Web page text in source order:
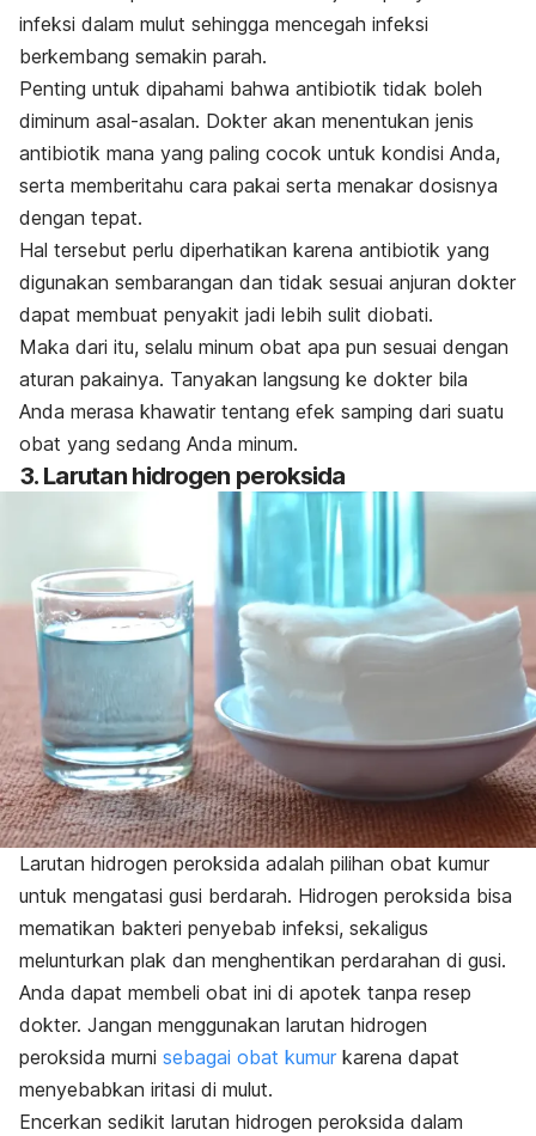
infeksi dalam mulut sehingga mencegah infeksi
berkembang semakin parah.
Penting untuk dipahami bahwa antibiotik tidak boleh
diminum asal-asalan. Dokter akan menentukan jenis
antibiotik mana yang paling cocok untuk kondisi Anda,
serta memberitahu cara pakai serta menakar dosisnya
dengan tepat.
Hal tersebut perlu diperhatikan karena antibiotik yang
digunakan sembarangan dan tidak sesuai anjuran dokter
dapat membuat penyakit jadi lebih sulit diobati.
Maka dari itu, selalu minum obat apa pun sesuai dengan
aturan pakainya. Tanyakan langsung ke dokter bila
Anda merasa khawatir tentang efek samping dari suatu
obat yang sedang Anda minum.
3. Larutan hidrogen peroksida
Larutan hidrogen peroksida adalah pilihan obat kumur
untuk mengatasi gusi berdarah. Hidrogen peroksida bisa
mematikan bakteri penyebab infeksi, sekaligus
melunturkan plak dan menghentikan perdarahan di gusi.
Anda dapat membeli obat ini di apotek tanpa resep
dokter. Jangan menggunakan larutan hidrogen
peroksida murni sebagai obat kumur karena dapat
menyebabkan iritasi di mulut.
Encerkan sedikit larutan hidrogen peroksida dalam